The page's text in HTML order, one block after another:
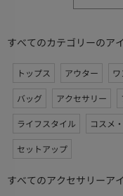
すべてのカテゴリーのア
トップス アウター
バッグ
アクセサリー
ライフスタイル
コスメ
セットアップ
すべてのアクセサリーア